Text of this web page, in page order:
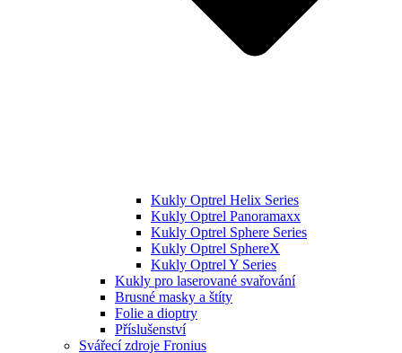
Kukly Optrel Helix Series
Kukly Optrel Panoramaxx
Kukly Optrel Sphere Series
Kukly Optrel SphereX
Kukly Optrel Y Series
Kukly pro laserované svařování
Brusné masky a štíty
Folie a dioptry
Příslušenství
Svářecí zdroje Fronius